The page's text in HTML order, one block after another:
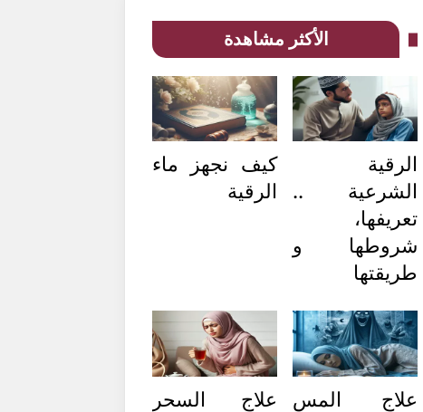
الأكثر مشاهدة
الرقية
الشرعية ..
تعريفها،
شروطها و
طريقتها
كيف نجهز ماء
الرقية
علاج المس
علاج السحر